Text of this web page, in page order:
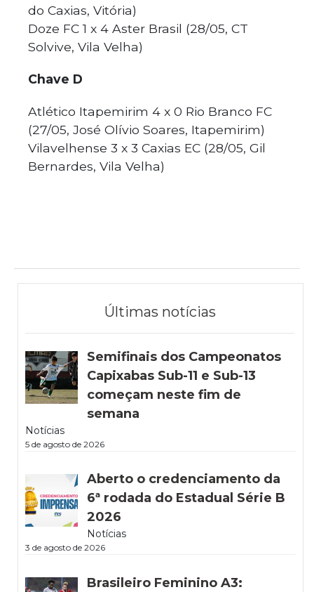
do Caxias, Vitória)
Doze FC 1 x 4 Aster Brasil (28/05, CT
Solvive, Vila Velha)
Chave D
Atlético Itapemirim 4 x 0 Rio Branco FC
(27/05, José Olívio Soares, Itapemirim)
Vilavelhense 3 x 3 Caxias EC (28/05, Gil
Bernardes, Vila Velha)
Últimas notícias
Semifinais dos Campeonatos
Capixabas Sub-11 e Sub-13
começam neste fim de
semana
Notícias
5 de agosto de 2026
Aberto o credenciamento da
6ª rodada do Estadual Série B
2026
Notícias
3 de agosto de 2026
Brasileiro Feminino A3: